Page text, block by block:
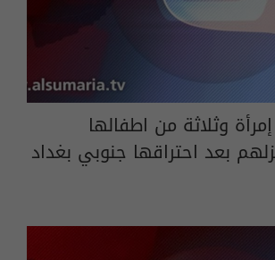
وثلاثة من اطفالها
بعد احتراقها جنوبي بغداد